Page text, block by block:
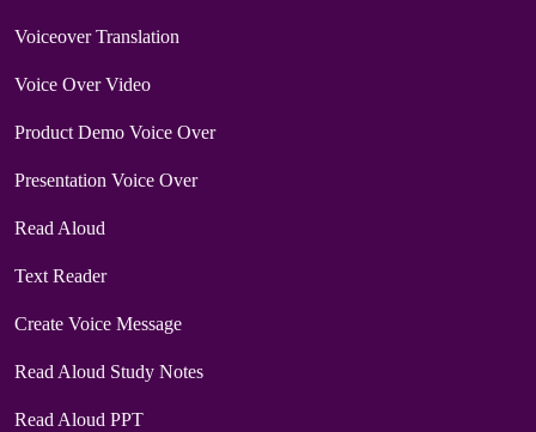
Voiceover Translation
Voice Over Video
Product Demo Voice Over
Presentation Voice Over
Read Aloud
Text Reader
Create Voice Message
Read Aloud Study Notes
Read Aloud PPT